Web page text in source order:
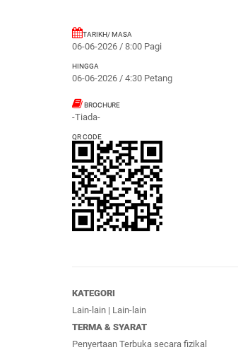
TARIKH/ MASA
06-06-2026 / 8:00 Pagi
HINGGA
06-06-2026 / 4:30 Petang
BROCHURE
-Tiada-
QR CODE
KATEGORI
Lain-lain | Lain-lain
TERMA & SYARAT
Penyertaan Terbuka secara fizikal